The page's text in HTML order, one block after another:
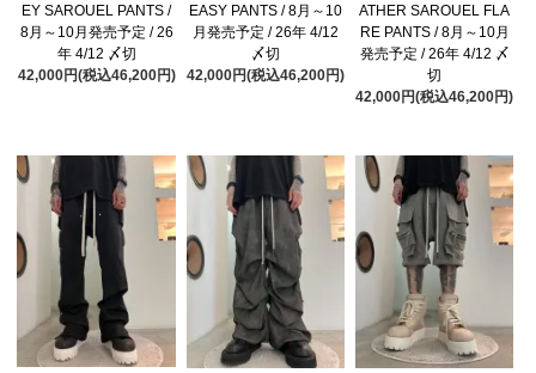
EY SAROUEL PANTS /
8月～10月発売予定 / 26
年 4/12 〆切
42,000円(税込46,200円)
EASY PANTS / 8月～10
月発売予定 / 26年 4/12
〆切
42,000円(税込46,200円)
ATHER SAROUEL FLA
RE PANTS / 8月～10月
発売予定 / 26年 4/12 〆
切
42,000円(税込46,200円)